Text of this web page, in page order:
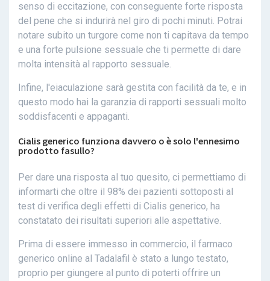
senso di eccitazione, con conseguente forte risposta
del pene che si indurirà nel giro di pochi minuti. Potrai
notare subito un turgore come non ti capitava da tempo
e una forte pulsione sessuale che ti permette di dare
molta intensità al rapporto sessuale.
Infine, l'eiaculazione sarà gestita con facilità da te, e in
questo modo hai la garanzia di rapporti sessuali molto
soddisfacenti e appaganti.
Cialis generico funziona davvero o è solo l'ennesimo
prodotto fasullo?
Per dare una risposta al tuo quesito, ci permettiamo di
informarti che oltre il 98% dei pazienti sottoposti al
test di verifica degli effetti di Cialis generico, ha
constatato dei risultati superiori alle aspettative.
Prima di essere immesso in commercio, il farmaco
generico online al Tadalafil è stato a lungo testato,
proprio per giungere al punto di poterti offrire un